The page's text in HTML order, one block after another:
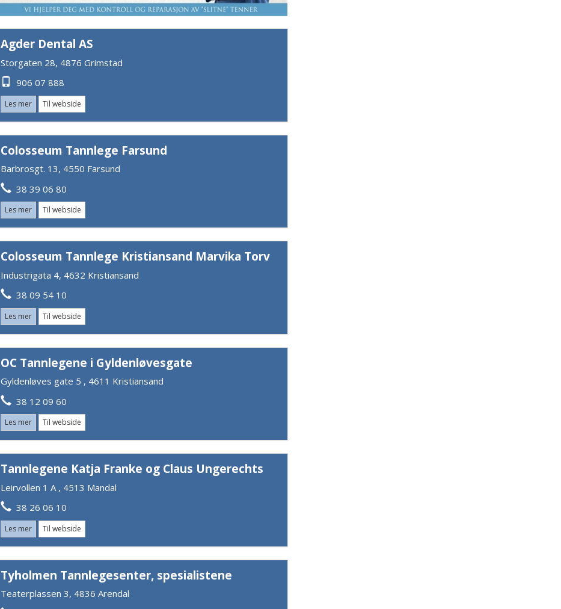
Agder Dental AS
Storgaten 28, 4876 Grimstad
906 07 888
Les mer Til webside
Colosseum Tannlege Farsund
Barbrosgt. 13, 4550 Farsund
38 39 06 80
Les mer Til webside
Colosseum Tannlege Kristiansand Marvika Torv
Industrigata 4, 4632 Kristiansand
38 09 54 10
Les mer Til webside
OC Tannlegene i Gyldenløvesgate
Gyldenløves gate 5 , 4611 Kristiansand
38 12 09 60
Les mer Til webside
Tannlegene Katja Franke og Claus Ungerechts
Leirvollen 1 A , 4513 Mandal
38 26 06 10
Les mer Til webside
Tyholmen Tannlegesenter, spesialistene
Teaterplassen 3, 4836 Arendal